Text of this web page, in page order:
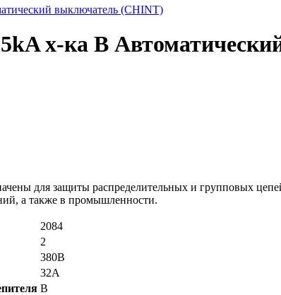
х-ка B
для защиты распределительных и групповых
а также в промышленности.
2084
2
380В
32А
B